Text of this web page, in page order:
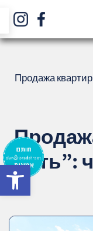
Продажа
есть”: